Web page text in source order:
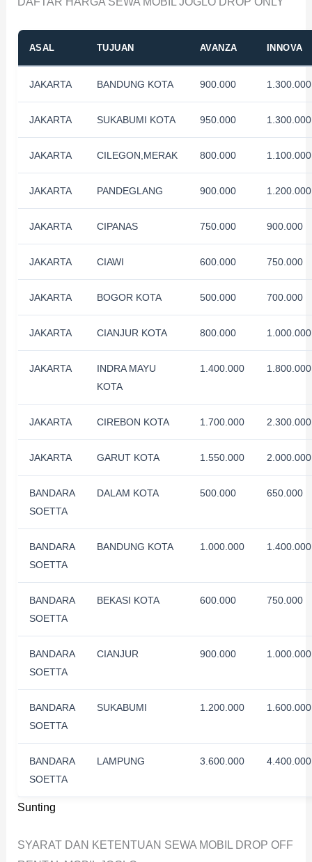
Sunting
ASAL TUJUAN AVANZA INNOVA
JAKARTA BANDUNG KOTA 900.000 1.300.000
JAKARTA SUKABUMI KOTA 950.000 1.300.000
JAKARTA CILEGON,MERAK 800.000 1.100.000
JAKARTA PANDEGLANG 900.000 1.200.000
JAKARTA CIPANAS 750.000 900.000
JAKARTA CIAWI 600.000 750.000
JAKARTA BOGOR KOTA 500.000 700.000
JAKARTA CIANJUR KOTA 800.000 1.000.000
JAKARTA
INDRA MAYU
KOTA
1.400.000 1.800.000
JAKARTA CIREBON KOTA 1.700.000 2.300.000
JAKARTA GARUT KOTA 1.550.000 2.000.000
BANDARA
SOETTA
DALAM KOTA 500.000 650.000
BANDARA
SOETTA
BANDUNG KOTA 1.000.000 1.400.000
BANDARA
SOETTA
BEKASI KOTA 600.000 750.000
BANDARA
SOETTA
CIANJUR 900.000 1.000.000
BANDARA
SOETTA
SUKABUMI 1.200.000 1.600.000
BANDARA
SOETTA
LAMPUNG 3.600.000 4.400.000
SYARAT DAN KETENTUAN SEWA MOBIL DROP OFF